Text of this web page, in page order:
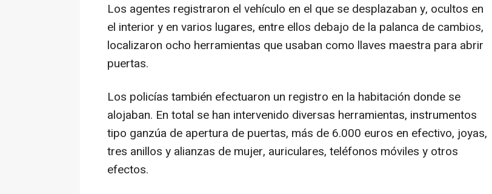
Los agentes registraron el vehículo en el que se desplazaban y, ocultos en
el interior y en varios lugares, entre ellos debajo de la palanca de cambios,
localizaron ocho herramientas que usaban como llaves maestra para abrir
puertas.
Los policías también efectuaron un registro en la habitación donde se
alojaban. En total se han intervenido diversas herramientas, instrumentos
tipo ganzúa de apertura de puertas, más de 6.000 euros en efectivo, joyas,
tres anillos y alianzas de mujer, auriculares, teléfonos móviles y otros
efectos.